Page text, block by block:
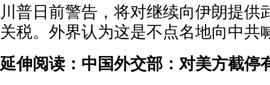
川普日前警告，将对继续向伊朗提供
关税。外界认为这是不点名地向中共
延伸阅读：中国外交部：对美方截停